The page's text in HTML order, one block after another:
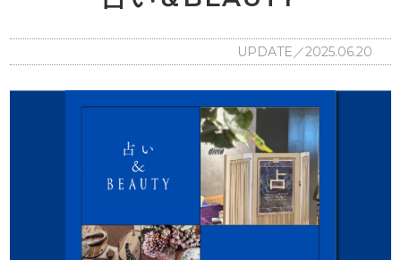
UPDATE／2025.06.20